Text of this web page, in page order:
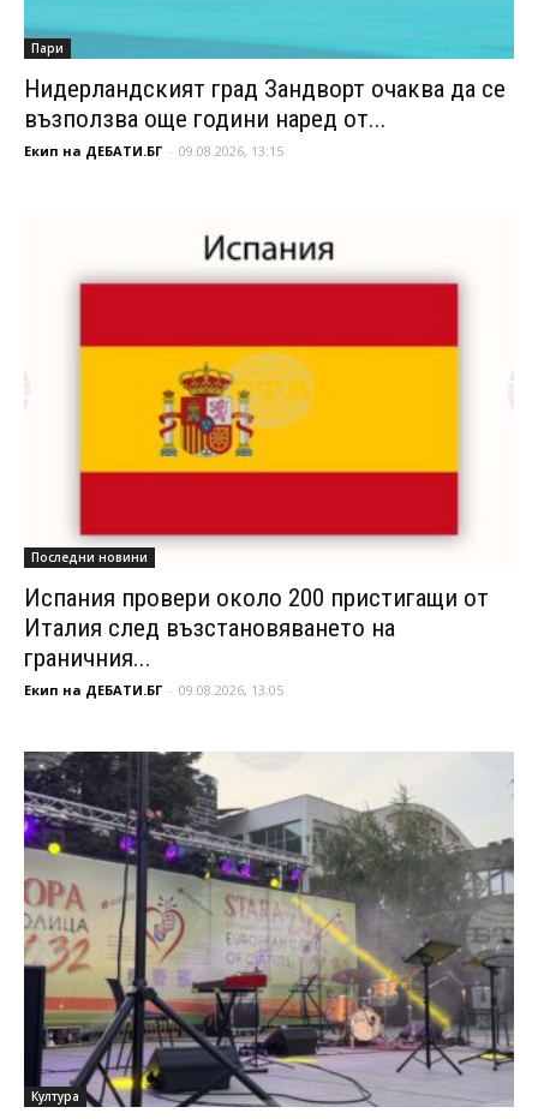
Пари
Нидерландският град Зандворт очаква да се
възползва още години наред от...
Екип на ДЕБАТИ.БГ - 09.08.2026, 13:15
Последни новини
Испания провери около 200 пристигащи от
Италия след възстановяването на
граничния...
Екип на ДЕБАТИ.БГ - 09.08.2026, 13:05
Култура